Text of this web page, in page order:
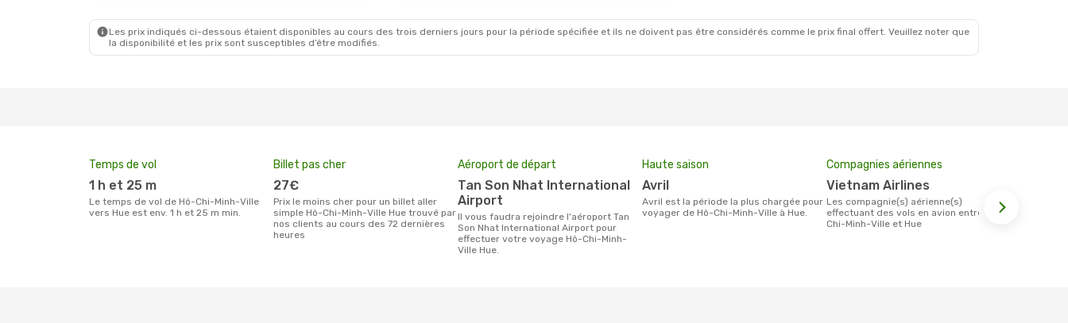
Les prix indiqués ci-dessous étaient disponibles au cours des trois derniers jours pour la période spécifiée et ils ne doivent pas être considérés comme le prix final offert. Veuillez noter que
la disponibilité et les prix sont susceptibles d’être modifiés.
Temps de vol
1 h et 25 m
Le temps de vol de Hô-Chi-Minh-Ville
vers Hue est env. 1 h et 25 m min.
Billet pas cher
27€
Prix le moins cher pour un billet aller
simple Hô-Chi-Minh-Ville Hue trouvé par
nos clients au cours des 72 dernières
heures
Aéroport de départ
Tan Son Nhat International
Airport
Il vous faudra rejoindre l'aéroport Tan
Son Nhat International Airport pour
effectuer votre voyage Hô-Chi-Minh-
Ville Hue.
Haute saison
avril
avril est la période la plus chargée pour
voyager de Hô-Chi-Minh-Ville à Hue.
Compagnies aériennes
Vietnam Airlines
Les compagnie(s) aérienne(s)
effectuant des vols en avion entre Hô-
Chi-Minh-Ville et Hue